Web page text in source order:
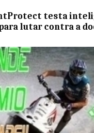
testa
lutar contra a